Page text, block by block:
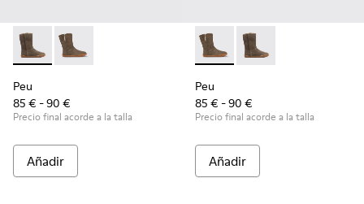
Peu - K900192-001 - Brown Gray
Peu - K900192-004 - Botas de nobuck marrón
Peu
85 € - 90 €
Precio final acorde a la talla
Añadir
Peu - K900192-004 - Botas
Peu - K900192-001 -
Peu
85 € - 90 €
Precio final acorde a la talla
Añadir